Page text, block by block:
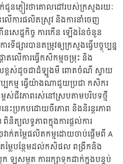
ក់ជូនភ្ញៀវថាគោលដៅរបស់ក្រសួងរយៈ
ើការផលិតស្រូវ និងការនាំចេញ
េដ្ឋកិច្ច ការកើន ឡើងនៃចំនួន
ផ្សារបានតម្រូវឲ្យក្រសួងធ្វើបច្ចុប្បន្ន
លើការធ្វើកសិកម្មចម្រុះ និង
ពស់ដូចជាដំឡូងមី ពោតចំណី ស្វាយ
កម្ម ធ្វើយ៉ាងណាជួយប្រជា កសិករ
ស់ជីវភាពរស់នៅស្របតាមបរិបទថ្មី
េះប្រកបដោយចីរភាព និងនិរន្តរភាព
ពិនិត្យលទ្ធភាពក្នុងការផ្តល់ការ
ាក់តម្លៃផលិតកម្មដោយចាប់ផ្តើមពី A
តម្លៃបន្ថែមដល់កសិផល ពង្រីកនិង
តុក ឡសម្ងួត ការរក្សាទុកដាក់ក្នុងបន្ទប់